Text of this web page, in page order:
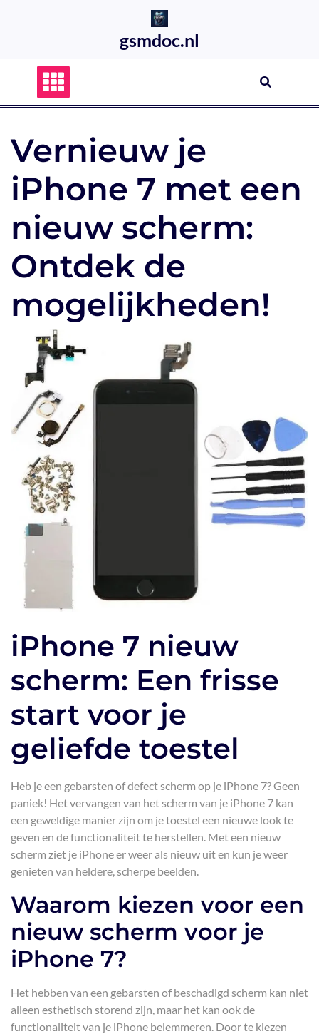
gsmdoc.nl
Vernieuw je
iPhone 7 met een
nieuw scherm:
Ontdek de
mogelijkheden!
iPhone 7 nieuw
scherm: Een frisse
start voor je
geliefde toestel
Heb je een gebarsten of defect scherm op je iPhone 7? Geen
paniek! Het vervangen van het scherm van je iPhone 7 kan
een geweldige manier zijn om je toestel een nieuwe look te
geven en de functionaliteit te herstellen. Met een nieuw
scherm ziet je iPhone er weer als nieuw uit en kun je weer
genieten van heldere, scherpe beelden.
Waarom kiezen voor een
nieuw scherm voor je
iPhone 7?
Het hebben van een gebarsten of beschadigd scherm kan niet
alleen esthetisch storend zijn, maar het kan ook de
functionaliteit van je iPhone belemmeren. Door te kiezen